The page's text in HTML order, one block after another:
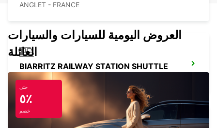
ANGLET - FRANCE
BIARRITZ RAILWAY STATION SHUTTLE
BIARRITZ - FRANCE
العروض اليومية للسيارات والسيارات
العائلة
حتى
٥٪
خصم